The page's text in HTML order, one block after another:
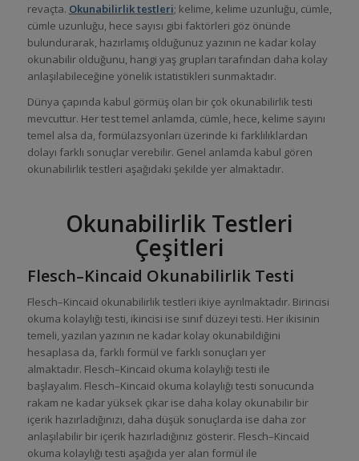
revaçta. Okunabilirlik testleri; kelime, kelime uzunluğu, cümle,
cümle uzunluğu, hece sayısı gibi faktörleri göz önünde
bulundurarak, hazırlamış olduğunuz yazının ne kadar kolay
okunabilir olduğunu, hangi yaş grupları tarafından daha kolay
anlaşılabileceğine yönelik istatistikleri sunmaktadır.
Dünya çapında kabul görmüş olan bir çok okunabilirlik testi
mevcuttur. Her test temel anlamda, cümle, hece, kelime sayını
temel alsa da, formülazsyonları üzerinde ki farklılıklardan
dolayı farklı sonuçlar verebilir. Genel anlamda kabul gören
okunabilirlik testleri aşağıdaki şekilde yer almaktadır.
Okunabilirlik Testleri
Çeşitleri
Flesch–Kincaid Okunabilirlik Testi
Flesch–Kincaid okunabilirlik testleri ikiye ayrılmaktadır. Birincisi
okuma kolaylığı testi, ikincisi ise sınıf düzeyi testi. Her ikisinin
temeli, yazılan yazının ne kadar kolay okunabildiğini
hesaplasa da, farklı formül ve farklı sonuçları yer
almaktadır. Flesch–Kincaid okuma kolaylığı testi ile
başlayalım. Flesch–Kincaid okuma kolaylığı testi sonucunda
rakam ne kadar yüksek çıkar ise daha kolay okunabilir bir
içerik hazırladığınızı, daha düşük sonuçlarda ise daha zor
anlaşılabilir bir içerik hazırladığınız gösterir. Flesch–Kincaid
okuma kolaylığı testi aşağıda yer alan formül ile